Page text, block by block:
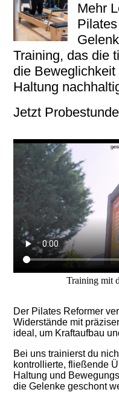
Mehr
Training, das die
die
Haltung
Jetzt
Training mit
Der Pilates Reformer
Widerstände mit
ideal, um Kraftaufbau
Bei uns trainierst du
kontrollierte, fließende
Haltung und
die Gelenke geschont